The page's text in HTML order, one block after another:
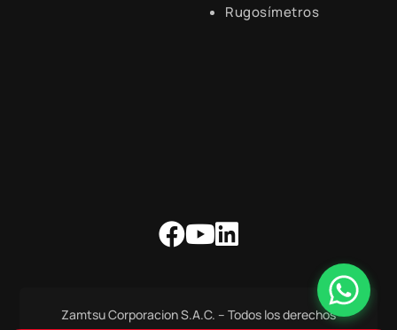
Rugosímetros
Zamtsu Corporacion S.A.C. – Todos los derechos